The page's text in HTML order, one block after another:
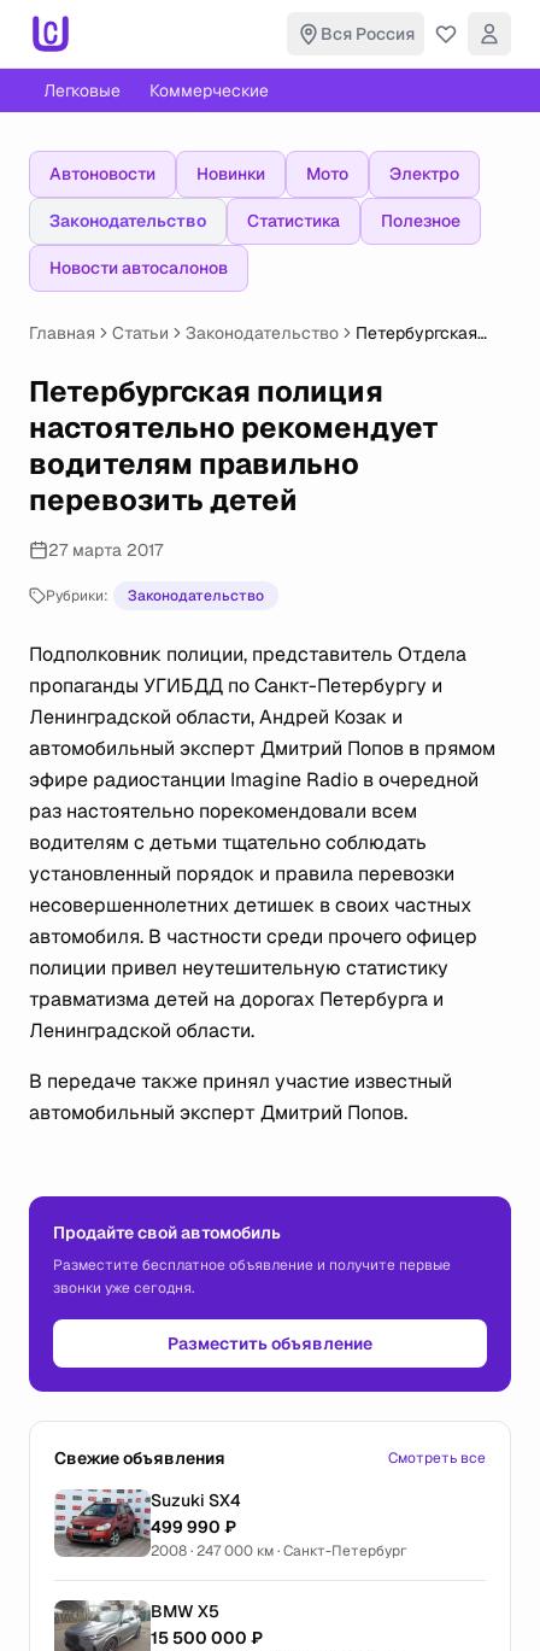
Вся Россия
Легковые Коммерческие
Автоновости Новинки Мото Электро
Законодательство Статистика Полезное
Новости автосалонов
Главная Статьи Законодательство
Петербургская
настоятельно
рекомендует
водителям
перевозить детей
Петербургская полиция
настоятельно рекомендует
водителям правильно
перевозить детей
27 марта 2017
Рубрики: Законодательство
Подполковник полиции, представитель Отдела
пропаганды УГИБДД по Санкт-Петербургу и
Ленинградской области, Андрей Козак и
автомобильный эксперт Дмитрий Попов в прямом
эфире радиостанции Imagine Radio в очередной
раз настоятельно порекомендовали всем
водителям с детьми тщательно соблюдать
установленный порядок и правила перевозки
несовершеннолетних детишек в своих частных
автомобиля. В частности среди прочего офицер
полиции привел неутешительную статистику
травматизма детей на дорогах Петербурга и
Ленинградской области.
В передаче также принял участие известный
автомобильный эксперт Дмитрий Попов.
Продайте свой автомобиль
Разместите бесплатное объявление и получите первые
звонки уже сегодня.
Разместить объявление
Свежие объявления Смотреть все
Suzuki SX4
499 990 ₽
2008 · 247 000 км · Санкт-Петербург
BMW X5
15 500 000 ₽